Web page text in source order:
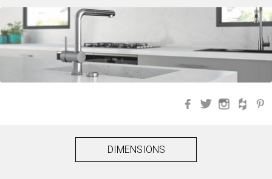
Facebook
Twitter
DIMENSIONS